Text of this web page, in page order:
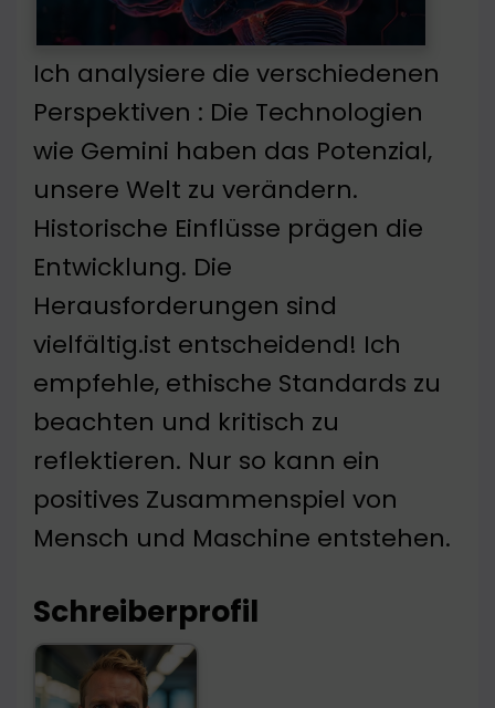
Ich analysiere die verschiedenen
Perspektiven : Die Technologien
wie Gemini haben das Potenzial,
unsere Welt zu verändern.
Historische Einflüsse prägen die
Entwicklung. Die
Herausforderungen sind
vielfältig.ist entscheidend! Ich
empfehle, ethische Standards zu
beachten und kritisch zu
reflektieren. Nur so kann ein
positives Zusammenspiel von
Mensch und Maschine entstehen.
Schreiberprofil